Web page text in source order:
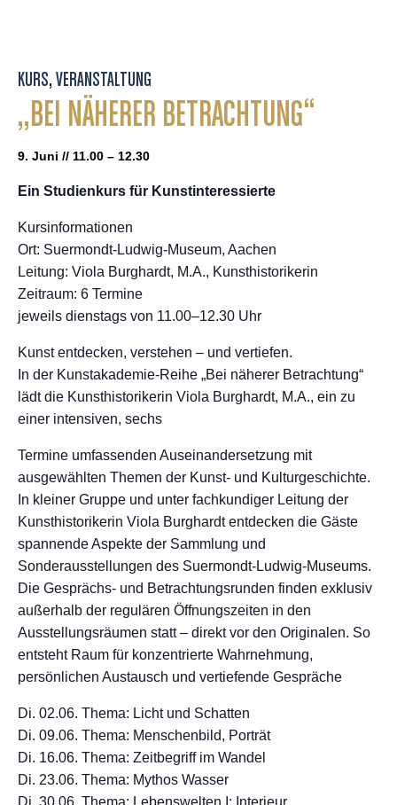
KURS, VERANSTALTUNG
„BEI NÄHERER BETRACHTUNG“
9. Juni // 11.00 – 12.30
Ein Studienkurs für Kunstinteressierte
Kursinformationen
Ort: Suermondt-Ludwig-Museum, Aachen
Leitung: Viola Burghardt, M.A., Kunsthistorikerin
Zeitraum: 6 Termine
jeweils dienstags von 11.00–12.30 Uhr
Kunst entdecken, verstehen – und vertiefen.
In der Kunstakademie-Reihe „Bei näherer Betrachtung“
lädt die Kunsthistorikerin Viola Burghardt, M.A., ein zu
einer intensiven, sechs
Termine umfassenden Auseinandersetzung mit
ausgewählten Themen der Kunst- und Kulturgeschichte.
In kleiner Gruppe und unter fachkundiger Leitung der
Kunsthistorikerin Viola Burghardt entdecken die Gäste
spannende Aspekte der Sammlung und
Sonderausstellungen des Suermondt-Ludwig-Museums.
Die Gesprächs- und Betrachtungsrunden finden exklusiv
außerhalb der regulären Öffnungszeiten in den
Ausstellungsräumen statt – direkt vor den Originalen. So
entsteht Raum für konzentrierte Wahrnehmung,
persönlichen Austausch und vertiefende Gespräche
Di. 02.06. Thema: Licht und Schatten
Di. 09.06. Thema: Menschenbild, Porträt
Di. 16.06. Thema: Zeitbegriff im Wandel
Di. 23.06. Thema: Mythos Wasser
Di. 30.06. Thema: Lebenswelten I: Interieur